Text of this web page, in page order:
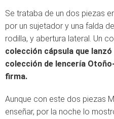
Se trataba de un dos piezas
por un sujetador y una falda
rodilla, y abertura lateral. Un
colección cápsula que
colección de lencería
firma.
Aunque con este dos piezas
enseñar, por la noche lo